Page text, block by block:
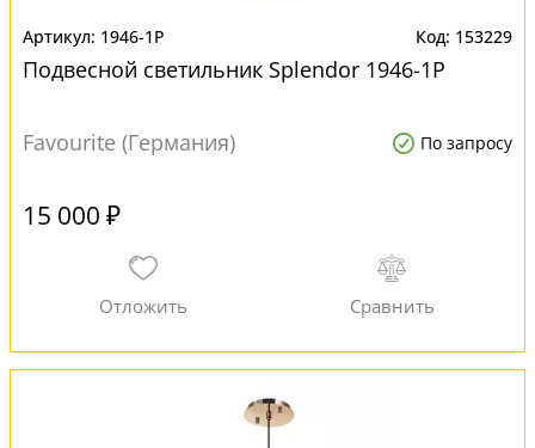
1946-1P 153229
Подвесной светильник Splendor 1946-1P
Favourite (Германия) По запросу
15 000 ₽